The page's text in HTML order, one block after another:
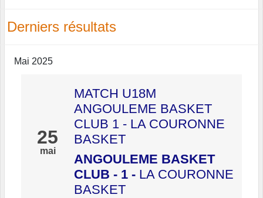
Derniers résultats
Mai 2025
25
mai
MATCH U18M
ANGOULEME BASKET
CLUB 1 - LA COURONNE
BASKET
ANGOULEME BASKET
CLUB - 1 - LA COURONNE
BASKET